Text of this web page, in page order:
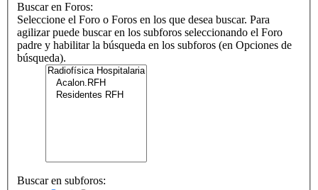
Buscar en Foros:
Seleccione el Foro o Foros en los que desea buscar. Para
agilizar puede buscar en los subforos seleccionando el Foro
padre y habilitar la búsqueda en los subforos (en Opciones de
búsqueda).
Buscar en subforos: